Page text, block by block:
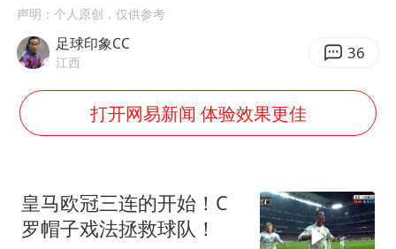
以军士兵把枪口对准中国记者
暑期研学游升温 在旅途中增长知识
猫咪过火把节被抹成黑猫
BLG经理辟谣Bin离队
“开学三件套”全线暴涨
总书记点赞的非遗苗绣焕发新生机
声明：个人原创，仅供参考
足球印象CC
江西 36
打开网易新闻 体验效果更佳
皇马欧冠三连的开始！C
罗帽子戏法拯救球队！